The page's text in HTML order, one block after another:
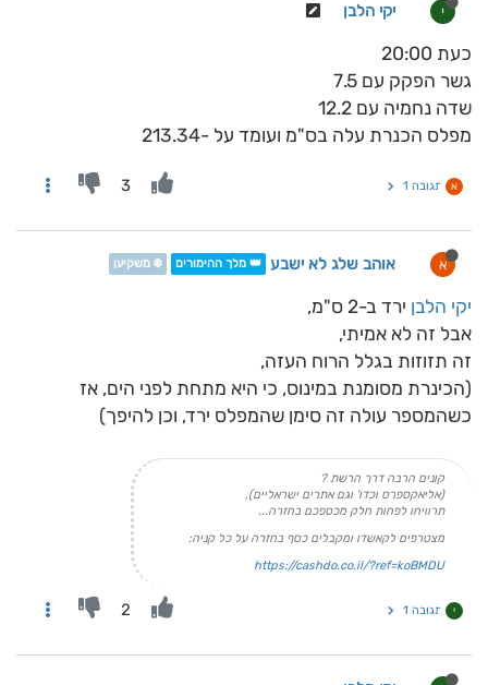
י יקי הלבן
כעת 20:00
גשר הפקק עם 7.5
שדה נחמיה עם 12.2
מפלס הכנרת עלה בס"מ ועומד על -213.34
א תגובה 1 3
א אוהב שלג לא ישבע 👑 מלך ההימורים ❄️ משקיען
יקי הלבן ירד ב-2 ס"מ,
אבל זה לא אמיתי,
זה תזוזות בגלל הרוח העזה,
(הכינרת מסומנת במינוס, כי היא מתחת לפני הים, אז
כשהמספר עולה זה סימן שהמפלס ירד, וכן להיפך)
קונים הרבה דרך הרשת ?
(אליאקספרס וכדו' וגם אתרים ישראליים),
תרוויחו לפחות חלק מכספכם בחזרה...
מצטרפים לקאשדו ומקבלים כסף בחזרה על כל קניה:
https://cashdo.co.il/?ref=koBMDU
י תגובה 1 2